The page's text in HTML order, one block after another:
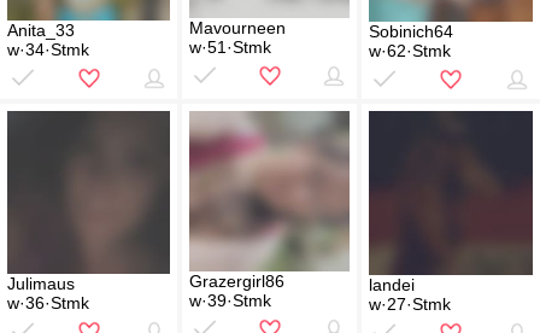
Anita_33
w·34·Stmk
Mavourneen
w·51·Stmk
Sobinich64
w·62·Stmk
Julimaus
w·36·Stmk
Grazergirl86
w·39·Stmk
landei
w·27·Stmk